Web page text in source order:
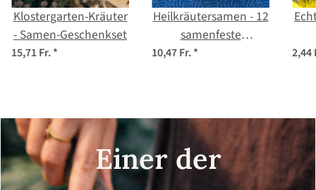
Klostergarten-Kräuter
- Samen-Geschenkset
15,71 Fr.*
Heilkräutersamen - 12
samenfeste
Heilkräutersorten -
10,47 Fr.* 2,44
Einer der